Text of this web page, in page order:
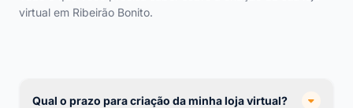
virtual em Ribeirão Bonito.
Qual o prazo para criação da minha loja virtual?